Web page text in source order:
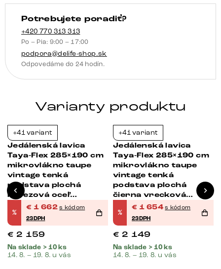
plochý
titánová
farba
vrecková
pružina
ľavá
Potrebujete poradiť?
+420 770 313 313
Po – Pia: 9:00 – 17:00
podpora@delife-shop.sk
Odpovedáme do 24 hodín.
Varianty produktu
+41 variant
Jedálenská lavica
Taya-Flex 285×190 cm
mikrovlákno taupe
vintage tenká
podstava plochá
nerezová oceľ
vrecková pružina ľavá
%
€ 1 662 s kódom
23DPH
€ 2 159
Na sklade > 10 ks
14. 8. – 19. 8. u vás
+41 variant
Jedálenská lavica
Taya-Flex 285×190 cm
mikrovlákno taupe
vintage tenká
podstava plochá
čierna vrecková
pružina ľavá
%
€ 1 654 s kódom
23DPH
€ 2 149
Na sklade > 10 ks
14. 8. – 19. 8. u vás